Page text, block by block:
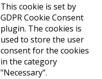
This cookie is set by
GDPR Cookie Consent
plugin. The cookies is
used to store the user
consent for the cookies
in the category
"Necessary".